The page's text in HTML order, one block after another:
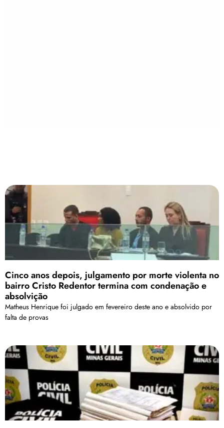
Cinco anos depois, julgamento por morte violenta no
bairro Cristo Redentor termina com condenação e
absolvição
Matheus Henrique foi julgado em fevereiro deste ano e absolvido por
falta de provas